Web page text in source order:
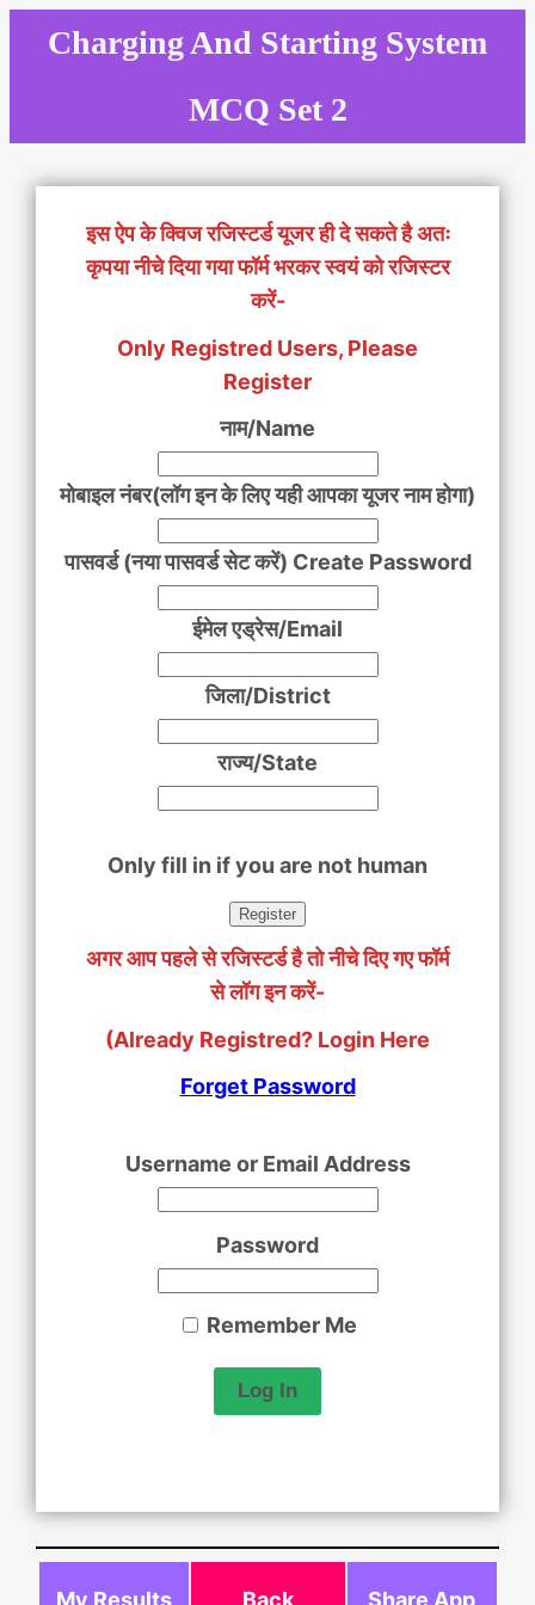
Charging And Starting System
MCQ Set 2
इस ऐप के क्विज रजिस्टर्ड यूजर ही दे सकते है अतः
कृपया नीचे दिया गया फॉर्म भरकर स्वयं को रजिस्टर
करें-
Only Registred Users, Please
Register
नाम/Name
मोबाइल नंबर(लॉग इन के लिए यही आपका यूजर नाम होगा)
पासवर्ड (नया पासवर्ड सेट करें) Create Password
ईमेल एड्रेस/Email
जिला/District
राज्य/State
Only fill in if you are not human
अगर आप पहले से रजिस्टर्ड है तो नीचे दिए गए फॉर्म
से लॉग इन करें-
(Already Registred? Login Here
Forget Password
Username or Email Address
Password
Remember Me
My Results Back Share App